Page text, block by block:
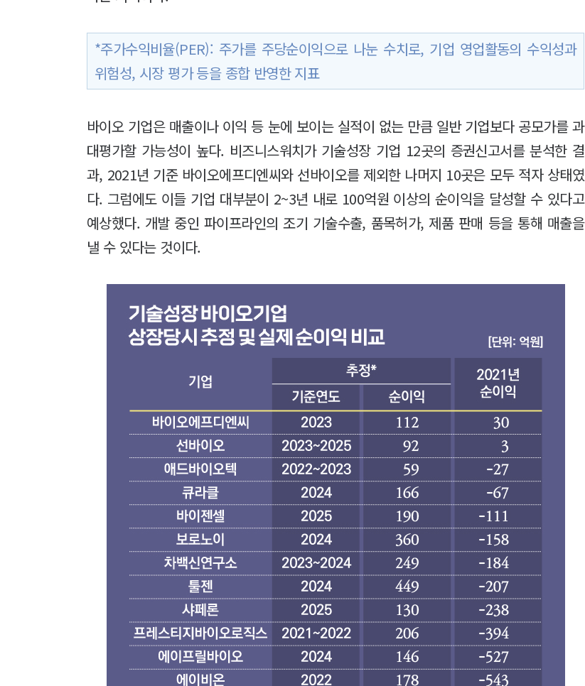
*주가수익비율(PER): 주가를 주당순이익으로 나눈 수치로, 기업 영업활동의 수익성과
위험성, 시장 평가 등을 종합 반영한 지표
바이오 기업은 매출이나 이익 등 눈에 보이는 실적이 없는 만큼 일반 기업보다 공모가를 과
대평가할 가능성이 높다. 비즈니스워치가 기술성장 기업 12곳의 증권신고서를 분석한 결
과, 2021년 기준 바이오에프디엔씨와 선바이오를 제외한 나머지 10곳은 모두 적자 상태였
다. 그럼에도 이들 기업 대부분이 2~3년 내로 100억원 이상의 순이익을 달성할 수 있다고
예상했다. 개발 중인 파이프라인의 조기 기술수출, 품목허가, 제품 판매 등을 통해 매출을
낼 수 있다는 것이다.